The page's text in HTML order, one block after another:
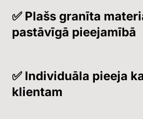
✅ Plašs granīta
pastāvīgā pieejamībā
✅ Individuāla pieeja
klientam